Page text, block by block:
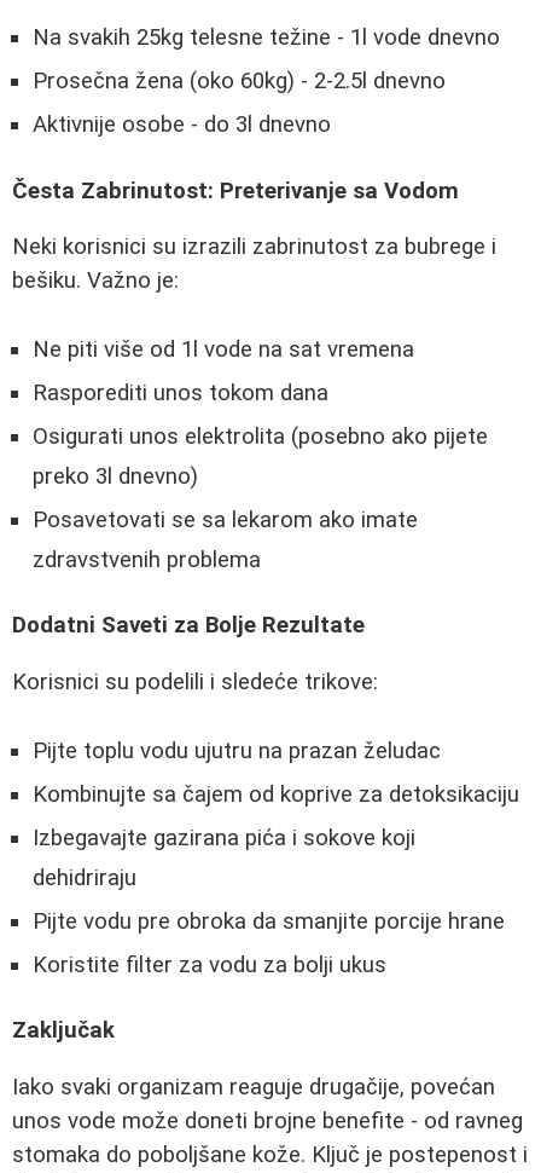
Na svakih 25kg telesne težine - 1l vode dnevno
Prosečna žena (oko 60kg) - 2-2.5l dnevno
Aktivnije osobe - do 3l dnevno
Česta Zabrinutost: Preterivanje sa Vodom
Neki korisnici su izrazili zabrinutost za bubrege i
bešiku. Važno je:
Ne piti više od 1l vode na sat vremena
Rasporediti unos tokom dana
Osigurati unos elektrolita (posebno ako pijete
preko 3l dnevno)
Posavetovati se sa lekarom ako imate
zdravstvenih problema
Dodatni Saveti za Bolje Rezultate
Korisnici su podelili i sledeće trikove:
Pijte toplu vodu ujutru na prazan želudac
Kombinujte sa čajem od koprive za detoksikaciju
Izbegavajte gazirana pića i sokove koji
dehidriraju
Pijte vodu pre obroka da smanjite porcije hrane
Koristite filter za vodu za bolji ukus
Zaključak
Iako svaki organizam reaguje drugačije, povećan
unos vode može doneti brojne benefite - od ravneg
stomaka do poboljšane kože. Ključ je postepenost i